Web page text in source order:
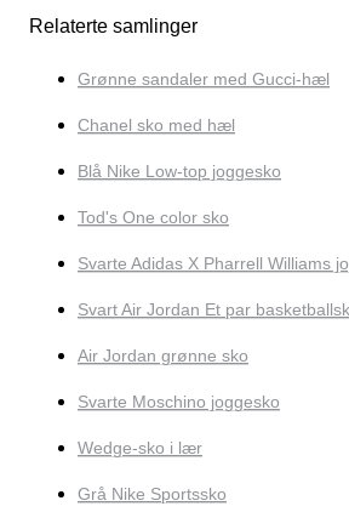
Relaterte samlinger
Grønne sandaler med Gucci-hæl
Chanel sko med hæl
Blå Nike Low-top joggesko
Tod's One color sko
Svarte Adidas X Pharrell Williams
Svart Air Jordan Et par
Air Jordan grønne sko
Svarte Moschino joggesko
Wedge-sko i lær
Grå Nike Sportssko